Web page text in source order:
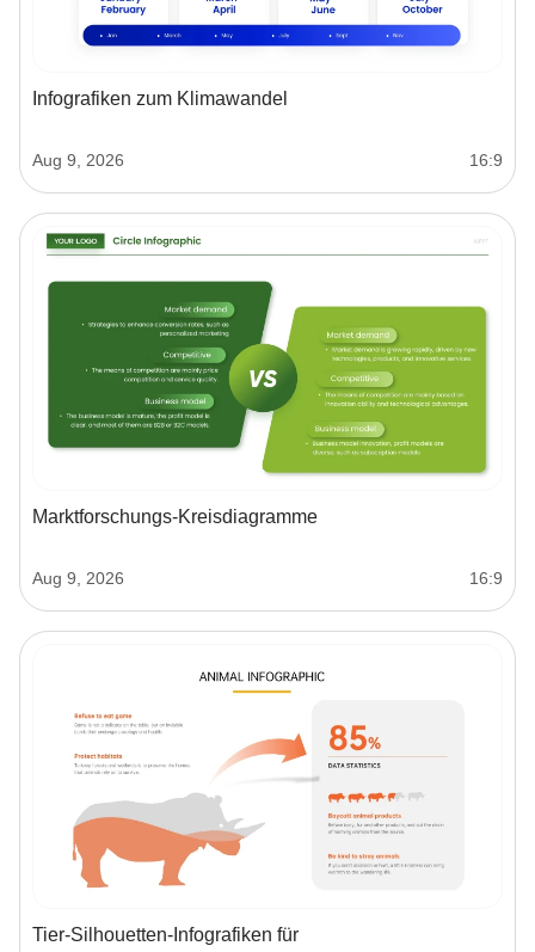
Infografiken zum Klimawandel
Aug 9, 2026 16:9
Marktforschungs-Kreisdiagramme
Aug 9, 2026 16:9
Tier-Silhouetten-Infografiken für